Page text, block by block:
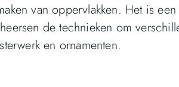
van oppervlakken. Het is
de technieken om
en ornamenten.